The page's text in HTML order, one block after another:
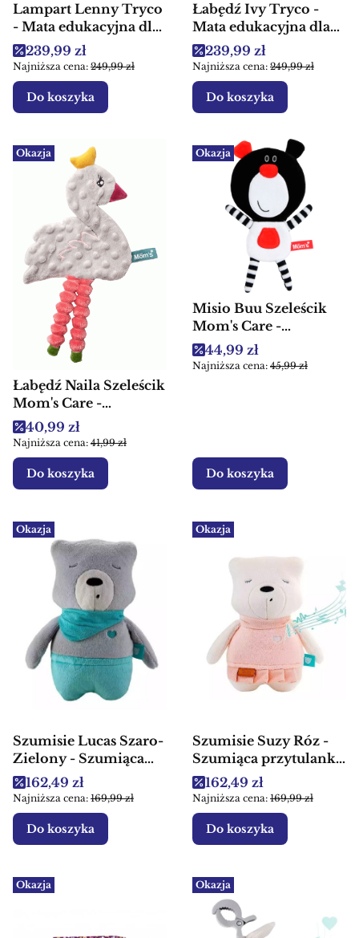
Lampart Lenny Tryco
- Mata edukacyjna dla
dzieci
Cena promocyjna
239,99 zł
Najniższa cena: 249,99 zł
Do koszyka
Łabędź Ivy Tryco -
Mata edukacyjna dla
dzieci
Cena promocyjna
239,99 zł
Najniższa cena: 249,99 zł
Do koszyka
Okazja
Łabędź Naila Szeleścik
Mom's Care -
Przytulanka
sensoryczna dla dzieci
Cena promocyjna
40,99 zł
Najniższa cena: 41,99 zł
Do koszyka
Okazja
Misio Buu Szeleścik
Mom's Care -
Przytulanka
sensoryczna dla dzieci
Cena promocyjna
44,99 zł
Najniższa cena: 45,99 zł
Do koszyka
Okazja
Szumisie Lucas Szaro-
Zielony - Szumiąca
przytulanka dla dzieci
Cena promocyjna
162,49 zł
Najniższa cena: 169,99 zł
Do koszyka
Okazja
Szumisie Suzy Róz -
Szumiąca przytulanka
dla dzieci
Cena promocyjna
162,49 zł
Najniższa cena: 169,99 zł
Do koszyka
Okazja Okazja